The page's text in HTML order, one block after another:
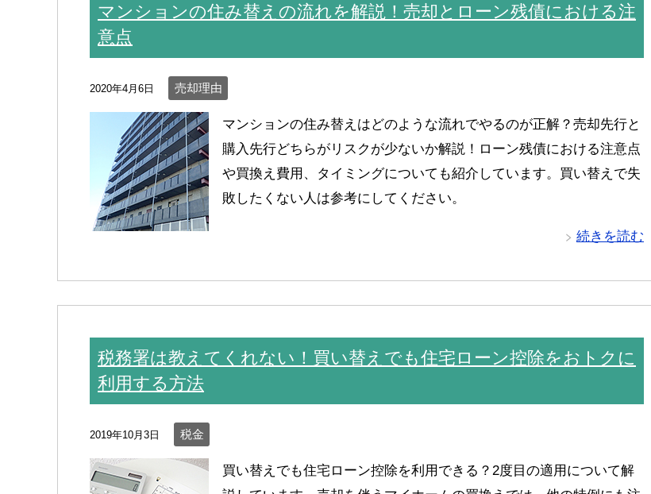
マンションの住み替えの流れを解説！売却とローン残債における注
意点
2020年4月6日 売却理由
マンションの住み替えはどのような流れでやるのが正解？売却先行と
購入先行どちらがリスクが少ないか解説！ローン残債における注意点
や買換え費用、タイミングについても紹介しています。買い替えで失
敗したくない人は参考にしてください。
続きを読む
税務署は教えてくれない！買い替えでも住宅ローン控除をおトクに
利用する方法
2019年10月3日 税金
買い替えでも住宅ローン控除を利用できる？2度目の適用について解